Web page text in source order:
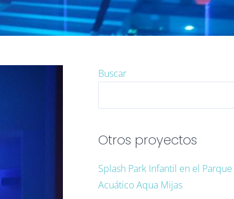
Buscar
Otros proyectos
Splash Park Infantil en el Parque
Acuático Aqua Mijas